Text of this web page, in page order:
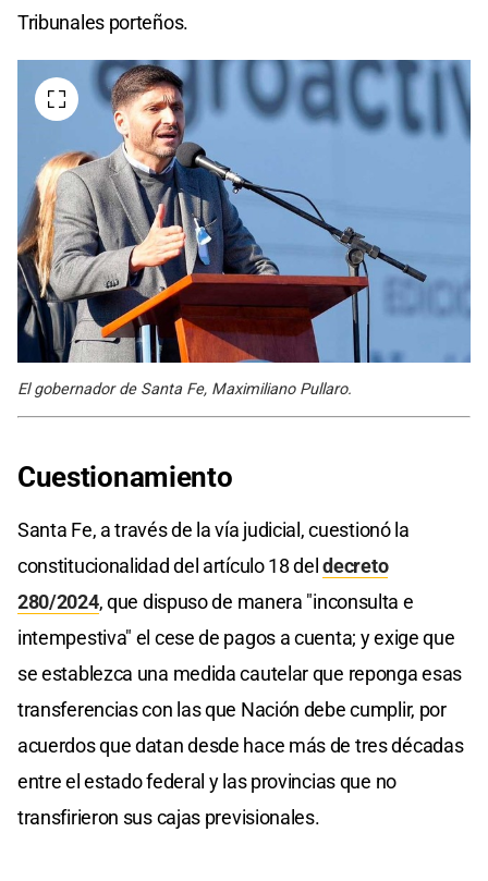
Tribunales porteños.
El gobernador de Santa Fe, Maximiliano Pullaro.
Cuestionamiento
Santa Fe, a través de la vía judicial, cuestionó la
constitucionalidad del artículo 18 deldecreto
280/2024, que dispuso de manera "inconsulta e
intempestiva" el cese de pagos a cuenta; y exige que
se establezca una medida cautelar que reponga esas
transferencias con las que Nación debe cumplir, por
acuerdos que datan desde hace más de tres décadas
entre el estado federal y las provincias que no
transfirieron sus cajas previsionales.